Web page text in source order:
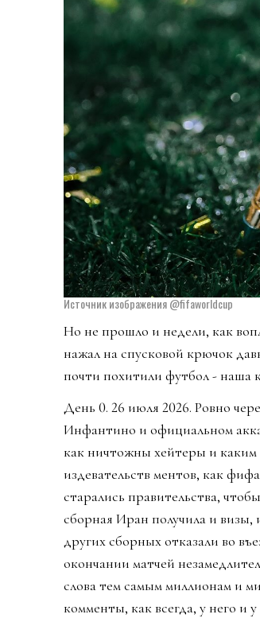
Источник изображения @fifaworldcup
Но не прошло и недели, как
нажал на спусковой крючок
почти похитили футбол - наша
День 0. 26 июля 2026. Ровно
Инфантино и официальном
как ничтожны хейтеры и
издевательств ментов, как
старались правительства,
сборная Иран получила и
других сборных отказали во
окончании матчей
слова тем самым миллионам и
комменты, как всегда, у него и